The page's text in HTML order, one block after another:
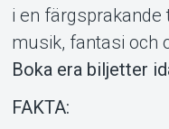
i en
musik, fantasi och
Boka era biljetter
FAKTA: